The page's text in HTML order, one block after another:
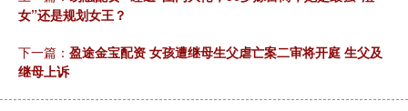
女”还是规划女王？
下一篇： 盈途金宝配资 女孩遭继母生父虐亡案二审将开庭 生父及
继母上诉